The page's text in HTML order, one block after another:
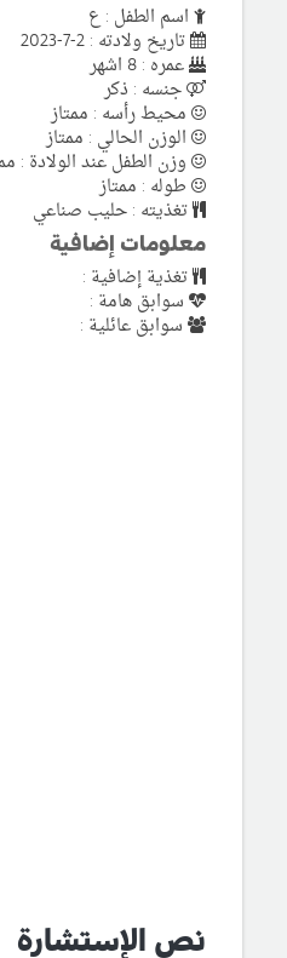
اسم الطفل : ع
تاريخ ولادته : 2-7-2023
عمره : 8 اشهر
جنسه : ذكر
محيط رأسه : ممتاز
الوزن الحالي : ممتاز
وزن الطفل عند الولادة :
طوله : ممتاز
تغذيته : حليب صناعي
معلومات إضافية
تغذية إضافية :
سوابق هامة :
سوابق عائلية :
نص الإستشارة